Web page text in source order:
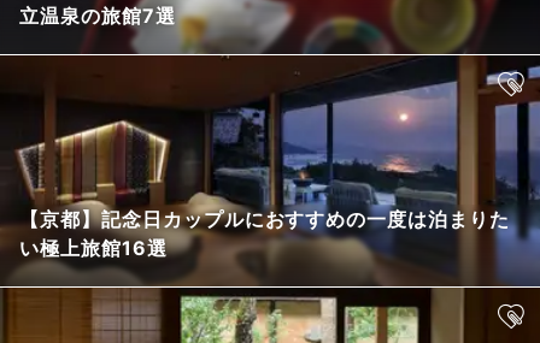
立温泉の旅館7選
【京都】記念日カップルにおすすめの一度は泊まりた
い極上旅館16選